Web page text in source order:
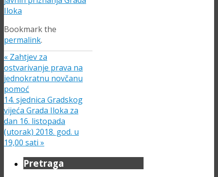
Iloka
Bookmark the
permalink.
« Zahtjev za
ostvarivanje prava na
jednokratnu novčanu
pomoć
14. sjednica Gradskog
vijeća Grada Iloka za
dan 16. listopada
(utorak) 2018. god. u
19,00 sati »
Pretraga